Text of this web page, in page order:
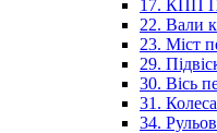
17. КПП
22. Вали
23. Міст
29.
30. Вісь
31.
34.